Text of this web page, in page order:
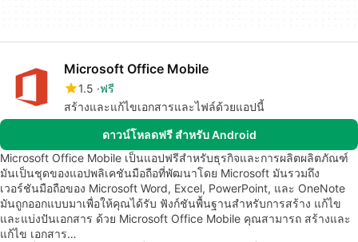
Microsoft Office Mobile
1.5 ฟรี
สร้างและแก้ไขเอกสารและไฟล์ด้วยแอปนี้
ดาวน์โหลดฟรี สำหรับ Android
Microsoft Office Mobile เป็นแอปฟรีสำหรับธุรกิจและการผลิตผลิตภัณฑ์
มันเป็นชุดของแอปพลิเคชันมือถือที่พัฒนาโดย Microsoft มันรวมถึง
เวอร์ชันมือถือของ Microsoft Word, Excel, PowerPoint, และ OneNote
มันถูกออกแบบมาเพื่อให้คุณได้รับ ฟังก์ชันพื้นฐานสำหรับการสร้าง แก้ไข
และแบ่งปันเอกสาร ด้วย Microsoft Office Mobile คุณสามารถ สร้างและ
แก้ไข เอกสาร…